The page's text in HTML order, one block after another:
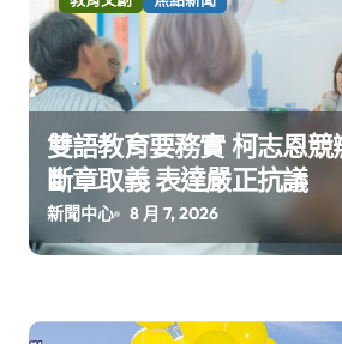
雙語教育要務實 柯志恩
斷章取義 表達嚴正抗議
新聞中心 8 月 7, 2026